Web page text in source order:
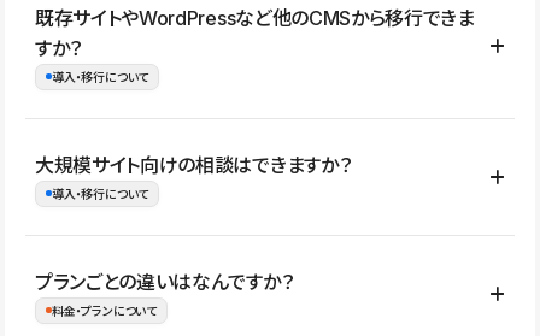
コーポレートサイト、サービスサイト、LP、採用サイト、ブロ
グ・メディア、イベントサイト、店舗・商品紹介サイト、ポートフ
ォリオなど幅広く制作できます。
既存サイトやWordPressなど他のCMSから移行できま
すか？
導入・移行について
はい。既存サイトの構成やコンテンツ、URLを整理したうえで、
Studio上に再構築する形で移行できます。 WordPressの場合は、
イト全体のデザインや設定がそのまま移行されるわけではないた
め、移行後にページ構成やデザイン、CMS設計、URL・リダイレク
大規模サイト向けの相談はできますか？
導入・移行について
はい。アクセス規模が大きいサイトや、複数部門での運用、権限管
理、セキュリティ確認、既存システムとの連携など、個別の要件が
プランごとの違いはなんですか？
料金・プランについて